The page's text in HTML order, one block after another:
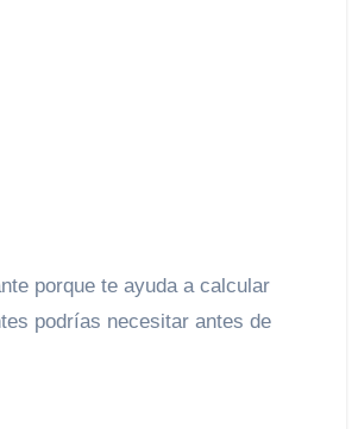
porque te ayuda a calcular
podrías necesitar antes de